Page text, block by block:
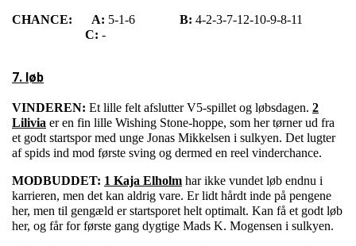
CHANCE: A: 5-1-6 B: 4-2-3-7-12-10-9-8-11
C: -
7. løb
VINDEREN: Et lille felt afslutter V5-spillet og løbsdagen. 2
Lilivia er en fin lille Wishing Stone-hoppe, som her tørner ud fra
et godt startspor med unge Jonas Mikkelsen i sulkyen. Det lugter
af spids ind mod første sving og dermed en reel vinderchance.
MODBUDDET: 1 Kaja Elholm har ikke vundet løb endnu i
karrieren, men det kan aldrig vare. Er lidt hårdt inde på pengene
her, men til gengæld er startsporet helt optimalt. Kan få et godt løb
her, og får for første gang dygtige Mads K. Mogensen i sulkyen.